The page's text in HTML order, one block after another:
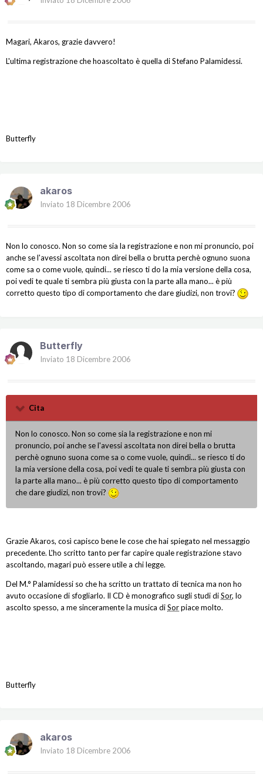
Magari, Akaros, grazie davvero!
L'ultima registrazione che hoascoltato è quella di Stefano Palamidessi.
Butterfly
akaros
Inviato 18 Dicembre 2006
Non lo conosco. Non so come sia la registrazione e non mi pronuncio, poi
anche se l'avessi ascoltata non direi bella o brutta perchè ognuno suona
come sa o come vuole, quindi... se riesco ti do la mia versione della cosa,
poi vedi te quale ti sembra più giusta con la parte alla mano... è più
corretto questo tipo di comportamento che dare giudizi, non trovi?
Butterfly
Inviato 18 Dicembre 2006
Cita
Non lo conosco. Non so come sia la registrazione e non mi
pronuncio, poi anche se l'avessi ascoltata non direi bella o brutta
perchè ognuno suona come sa o come vuole, quindi... se riesco ti do
la mia versione della cosa, poi vedi te quale ti sembra più giusta con
la parte alla mano... è più corretto questo tipo di comportamento
che dare giudizi, non trovi?
Grazie Akaros, così capisco bene le cose che hai spiegato nel messaggio
precedente. L'ho scritto tanto per far capire quale registrazione stavo
ascoltando, magari può essere utile a chi legge.
Del M.° Palamidessi so che ha scritto un trattato di tecnica ma non ho
avuto occasione di sfogliarlo. Il CD è monografico sugli studi diSor, lo
ascolto spesso, a me sinceramente la musica diSorpiace molto.
Butterfly
akaros
Inviato 18 Dicembre 2006